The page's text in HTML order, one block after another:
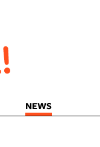
NEWS